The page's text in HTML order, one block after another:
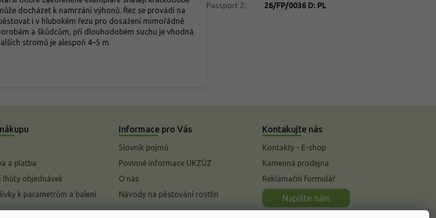
docházet k namrzání výhonů. Řez se provádí na
i v hlubokém řezu pro dosažení mimořádně
a škůdcům, při dlouhodobém suchu je vhodná
stromů je alespoň 4–5 m.
Passport 2:
26/FP/0036 D: PL
a platba
lhůty objednávek
k parametrům a balení
Informace pro Vás
Slovník pojmů
Povinné informace UKZÚZ
O nás
Návody na pěstování rostlin
Kontakujte nás
Kontakty - E-shop
Kamenná prodejna
Reklamační formulář
Napište nám